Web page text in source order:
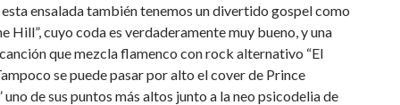
ensalada también tenemos un divertido gospel como
Hill”, cuyo coda es verdaderamente muy bueno, y una
que mezcla flamenco con rock alternativo “El
se puede pasar por alto el cover de Prince
uno de sus puntos más altos junto a la neo psicodelia de